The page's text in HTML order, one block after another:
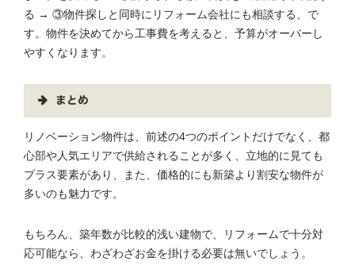
る → ③物件探しと同時にリフォーム会社にも相談する、で
す。物件を決めてから工事費を考えると、予算がオーバーし
やすくなります。
まとめ
リノベーション物件は、前述の4つのポイントだけでなく、都
心部や人気エリアで供給されることが多く、立地的に見ても
プラス要素があり、また、価格的にも新築より割安な物件が
多いのも魅力です。
もちろん、築年数が比較的浅い建物で、リフォームで十分対
応可能なら、わざわざお金を掛ける必要は無いでしょう。